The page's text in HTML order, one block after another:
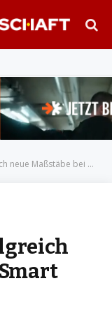
Smart Displays und Systemintegration